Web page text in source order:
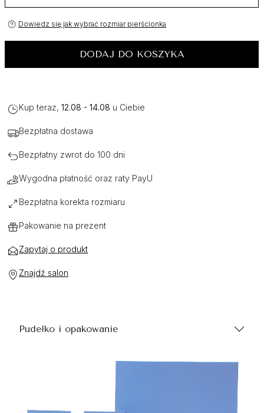
Dowiedz się jak wybrać rozmiar pierścionka
DODAJ DO KOSZYKA
Kup teraz, 12.08 - 14.08 u Ciebie
Bezpłatna dostawa
Bezpłatny zwrot do 100 dni
Wygodna płatność oraz raty PayU
Bezpłatna korekta rozmiaru
Pakowanie na prezent
Zapytaj o produkt
Znajdź salon
Pudełko i opakowanie